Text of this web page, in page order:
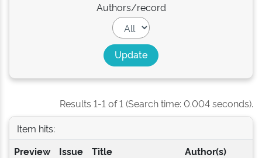
Authors/record
Results 1-1 of 1 (Search time: 0.004 seconds).
Item hits:
Preview
Issue
Title Author(s)